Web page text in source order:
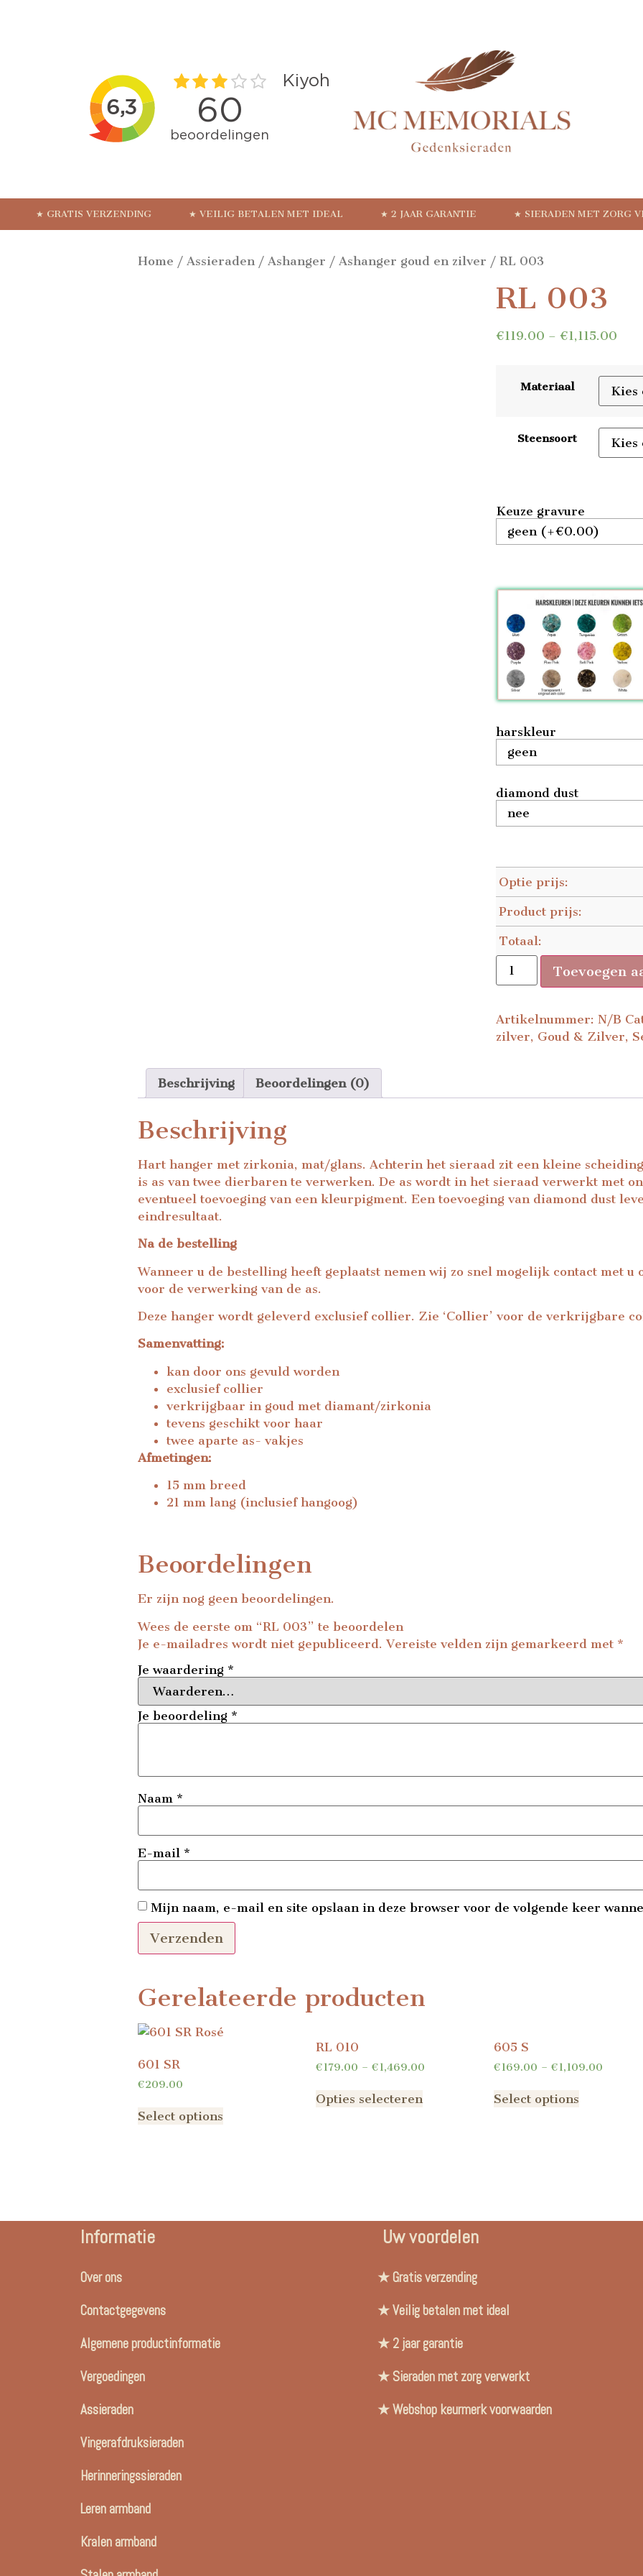
★ GRATIS VERZENDING ★ VEILIG BETALEN MET IDEAL ★ 2 JAAR GARANTIE ★ SIERADEN MET ZORG
Home / Assieraden/ Ashanger / Ashanger goud en zilver / RL 003
RL 003
€119.00 –€1,115.00
Materiaal
Steensoort
Keuze gravure
harskleur
diamond dust
Optie prijs:
Product prijs:
Totaal:
Toevoegen
Artikelnummer:N/B
zilver, Goud & Zilver,
Beschrijving Beoordelingen (0)
Beschrijving
Hart hanger met zirkonia, mat/glans. Achterin het sieraad zit een kleine
is as van twee dierbaren te verwerken. De as wordt in het sieraad verwerkt met
eventueel toevoeging van een kleurpigment. Een toevoeging van diamond dust
eindresultaat.
Na de bestelling
Wanneer u de bestelling heeft geplaatst nemen wij zo snel mogelijk contact met u
voor de verwerking van de as.
Deze hanger wordt geleverd exclusief collier. Zie ‘Collier’ voor de verkrijgbare
Samenvatting:
kan door ons gevuld worden
exclusief collier
verkrijgbaar in goud met diamant/zirkonia
tevens geschikt voor haar
twee aparte as- vakjes
Afmetingen:
15 mm breed
21 mm lang (inclusief hangoog)
Beoordelingen
Er zijn nog geen beoordelingen.
Wees de eerste om “RL 003” te beoordelen
Je e-mailadres wordt niet gepubliceerd. Vereiste velden zijn gemarkeerd met *
Je waardering *
Je beoordeling *
Naam *
E-mail *
Mijn naam, e-mail en site opslaan in deze browser voor de volgende keer
Gerelateerde producten
601 SR
€209.00
Select options
RL 010
€179.00 –€1,469.00
Opties selecteren
605 S
€169.00 –€1,109.00
Select options
Informatie
Over ons
Contactgegevens
Algemene productinformatie
Vergoedingen
Assieraden
Vingerafdruksieraden
Herinneringssieraden
Leren armband
Kralen armband
Uw voordelen
★ Gratis verzending
★ Veilig betalen met ideal
★ 2 jaar garantie
★ Sieraden met zorg verwerkt
★ Webshop keurmerk voorwaarden